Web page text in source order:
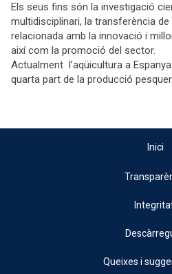
Els seus fins són la investigació
multidisciplinari, la transferència
relacionada amb la innovació i
així com la promoció del sector.
Actualment l’aqüicultura a
quarta part de la producció
Inici
Queixes i